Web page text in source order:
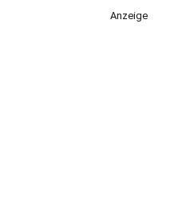
Anzeige